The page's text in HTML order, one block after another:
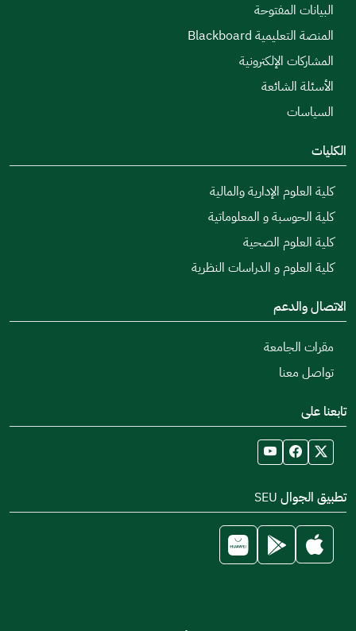
البيانات المفتوحة
المنصة التعليمية Blackboard
المشاركات الإلكترونية
الأسئلة الشائعة
السياسات
الكليات
كلية العلوم الإدارية والمالية
كلية الحوسبة و المعلوماتية
كلية العلوم الصحية
كلية العلوم و الدراسات النظرية
الاتصال والدعم
مقرات الجامعة
تواصل معنا
تابعنا على
تطبيق الجوال SEU